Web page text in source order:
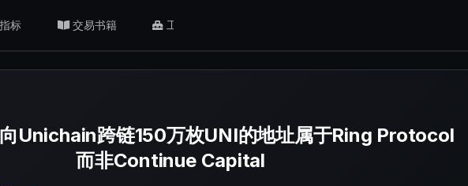
标 交易书籍 工具/返佣
Unichain跨链150万枚UNI的地址属于Ring Protocol
而非Continue Capital